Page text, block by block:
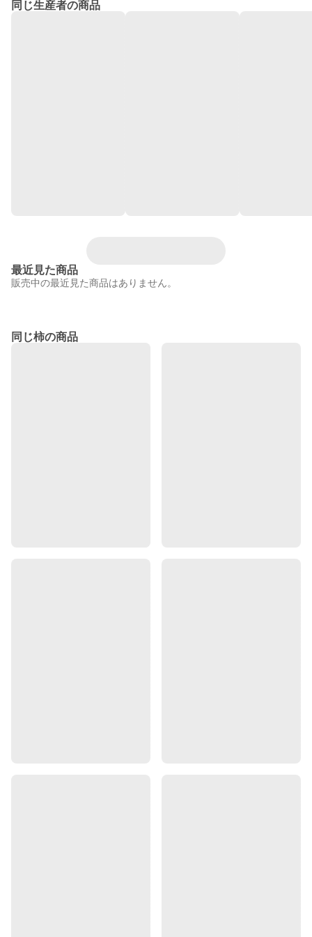
同じ生産者の商品
最近見た商品
販売中の最近見た商品はありません。
同じ柿の商品